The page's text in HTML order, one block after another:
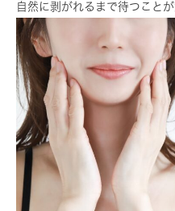
自然に剥がれるまで待つこと